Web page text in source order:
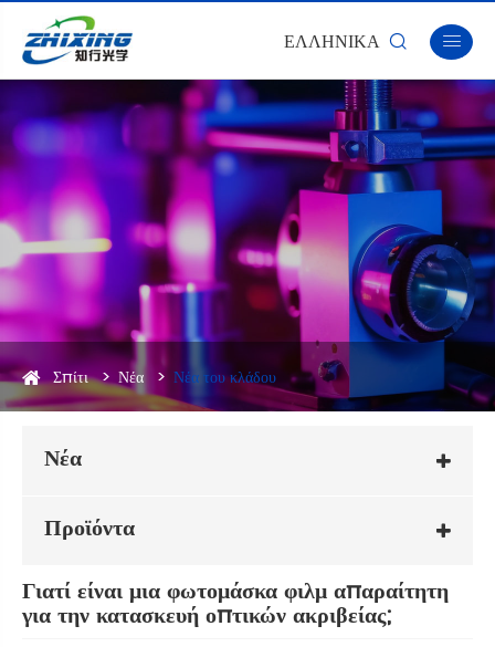
ΕΛΛΗΝΙΚΆ  
Σπίτι Νέα Νέα του κλάδου
Νέα
Προϊόντα
Γιατί είναι μια φωτομάσκα φιλμ απαραίτητη
για την κατασκευή οπτικών ακριβείας;